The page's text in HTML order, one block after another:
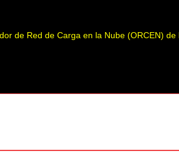
de Red de Carga en la Nube (ORCEN) de